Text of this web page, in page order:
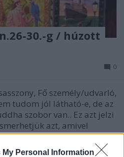
My Personal Information
30.-g / húzott
0
Fő személy/udvarló,
tudom jól látható-e, de az
szobor van.. Ez azt jelzi
azt, amivel
is tehet minket akkor,
jelez…